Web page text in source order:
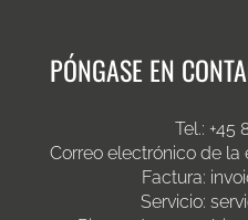
PÓNGASE EN
Tel.: +45
Correo electrónico de la
Factura:
Servicio: